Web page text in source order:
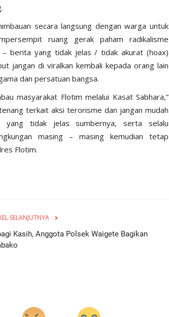
secara langsung dengan warga untuk
ruang gerak paham radikalisme
berita yang tidak jelas / tidak akurat (hoax)
jangan di viralkan kembali kepada orang lain
dan persatuan bangsa.
masyarakat Flotim melalui Kasat Sabhara,”
terkait aksi terorisme dan jangan mudah
yang tidak jelas sumbernya, serta selalu
masing – masing kemudian tetap
Flotim.
SELANJUTNYA
Kasih, Anggota Polsek Waigete Bagikan